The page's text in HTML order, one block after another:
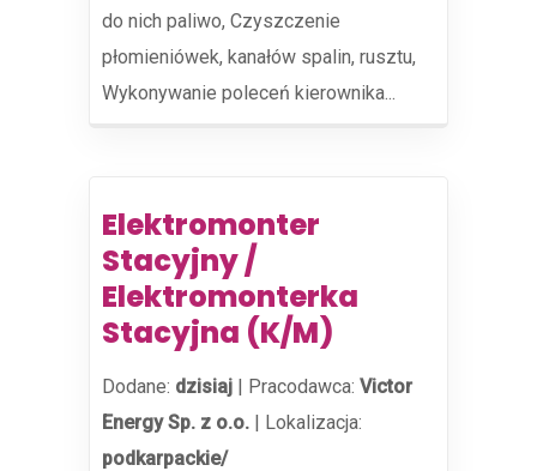
do nich paliwo, Czyszczenie
płomieniówek, kanałów spalin, rusztu,
Wykonywanie poleceń kierownika...
Elektromonter
Stacyjny /
Elektromonterka
Stacyjna (K/M)
Dodane: dzisiaj | Pracodawca: Victor
Energy Sp. z o.o. | Lokalizacja:
podkarpackie/